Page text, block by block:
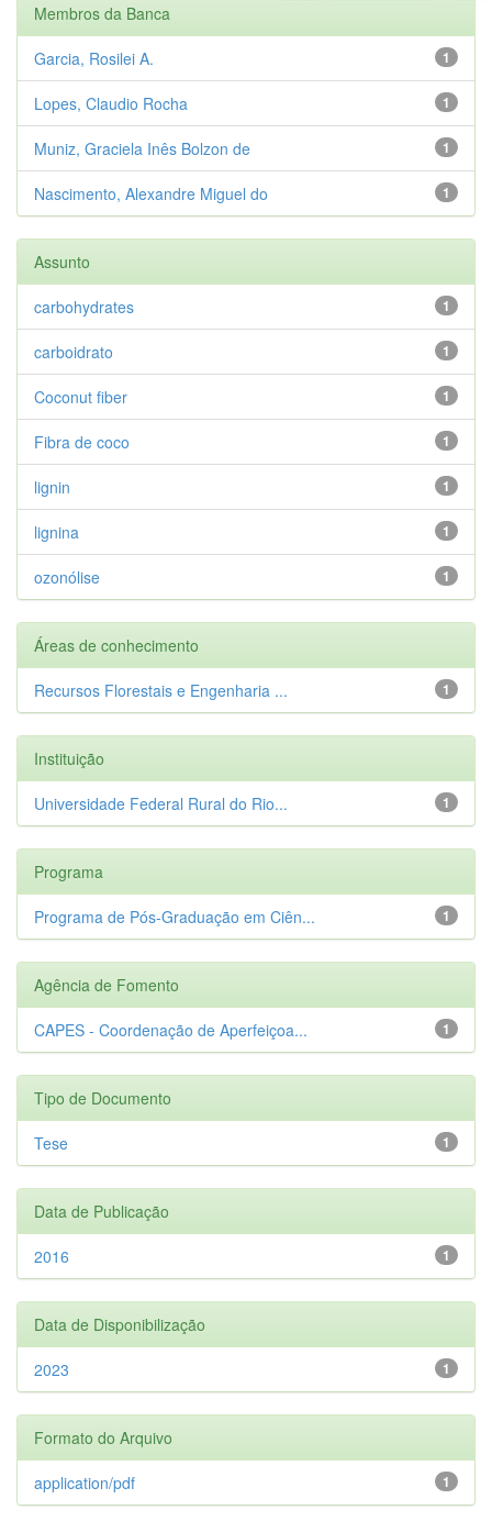
Membros da Banca
1
Garcia, Rosilei A.
1
Lopes, Claudio Rocha
1
Muniz, Graciela Inês Bolzon de
1
Nascimento, Alexandre Miguel do
Assunto
1
carbohydrates
1
carboidrato
1
Coconut fiber
1
Fibra de coco
1
lignin
1
lignina
1
ozonólise
Áreas de conhecimento
1
Recursos Florestais e Engenharia ...
Instituição
1
Universidade Federal Rural do Rio...
Programa
1
Programa de Pós-Graduação em Ciên...
Agência de Fomento
1
CAPES - Coordenação de Aperfeiçoa...
Tipo de Documento
1
Tese
Data de Publicação
1
2016
Data de Disponibilização
1
2023
Formato do Arquivo
1
application/pdf